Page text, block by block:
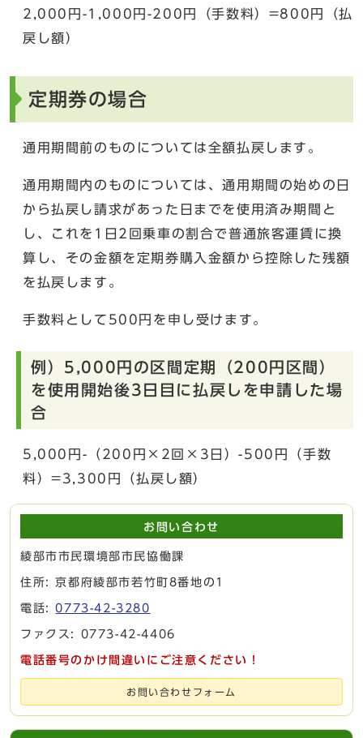
2,000円-1,000円-200円（手数料）=800円（払
戻し額）
定期券の場合
通用期間前のものについては全額払戻します。
通用期間内のものについては、通用期間の始めの日
から払戻し請求があった日までを使用済み期間と
し、これを1日2回乗車の割合で普通旅客運賃に換
算し、その金額を定期券購入金額から控除した残額
を払戻します。
手数料として500円を申し受けます。
例）5,000円の区間定期（200円区間）
を使用開始後3日目に払戻しを申請した場
合
5,000円-（200円×2回×3日）-500円（手数
料）=3,300円（払戻し額）
お問い合わせ
綾部市市民環境部市民協働課
住所: 京都府綾部市若竹町8番地の1
電話:0773-42-3280
ファクス: 0773-42-4406
電話番号のかけ間違いにご注意ください！
お問い合わせフォーム